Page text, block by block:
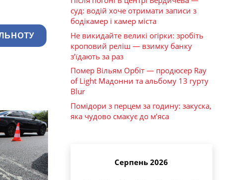
суд: водій хоче отримати записи з
бодікамер і камер міста
Не викидайте великі огірки: зробіть
кроповий реліш — взимку банку
з’їдають за раз
Помер Вільям Орбіт — продюсер Ray
of Light Мадонни та альбому 13 гурту
Blur
Помідори з перцем за годину: закуска,
яка чудово смакує до м’яса
Серпень 2026